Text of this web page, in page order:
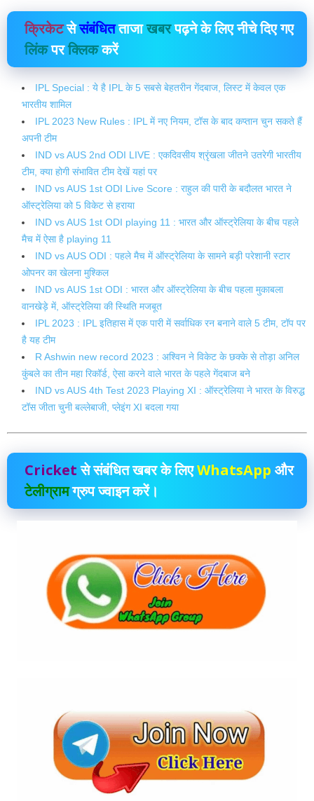
क्रिकेटसेसंबंधितताजाखबरपढ़ने के लिए नीचे दिए गए
लिंकपरक्लिककरें
IPL Special : ये है IPL के 5 सबसे बेहतरीन गेंदबाज, लिस्ट में केवल एक
भारतीय शामिल
IPL 2023 New Rules : IPL में नए नियम, टॉस के बाद कप्तान चुन सकते हैं
अपनी टीम
IND vs AUS 2nd ODI LIVE : एकदिवसीय श्रृंखला जीतने उतरेगी भारतीय
टीम, क्या होगी संभावित टीम देखें यहां पर
IND vs AUS 1st ODI Live Score : राहुल की पारी के बदौलत भारत ने
ऑस्ट्रेलिया को 5 विकेट से हराया
IND vs AUS 1st ODI playing 11 : भारत और ऑस्ट्रेलिया के बीच पहले
मैच में ऐसा है playing 11
IND vs AUS ODI : पहले मैच में ऑस्ट्रेलिया के सामने बड़ी परेशानी स्टार
ओपनर का खेलना मुश्किल
IND vs AUS 1st ODI : भारत और ऑस्ट्रेलिया के बीच पहला मुकाबला
वानखेड़े में, ऑस्ट्रेलिया की स्थिति मजबूत
IPL 2023 : IPL इतिहास में एक पारी में सर्वाधिक रन बनाने वाले 5 टीम, टॉप पर
है यह टीम
R Ashwin new record 2023 : अश्विन ने विकेट के छक्के से तोड़ा अनिल
कुंबले का तीन महा रिकॉर्ड, ऐसा करने वाले भारत के पहले गेंदबाज बने
IND vs AUS 4th Test 2023 Playing XI : ऑस्ट्रेलिया ने भारत के विरुद्ध
टॉस जीता चुनी बल्लेबाजी, प्लेइंग XI बदला गया
Cricketसे संबंधित खबर के लिएWhatsApp और
टेलीग्रामग्रुप ज्वाइन करें।